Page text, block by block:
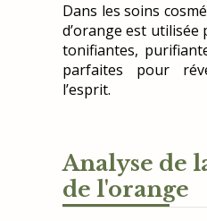
Dans les soins
d’orange est
tonifiantes,
parfaites pour
l’esprit.
Analyse de
de l'orange